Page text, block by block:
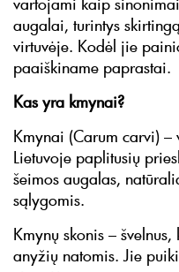
augalai, turintys
virtuvėje. Kodėl jie
paaiškiname paprastai.
Kas yra kmynai?
Kmynai (Carum carvi)
Lietuvoje paplitusių
šeimos augalas,
sąlygomis.
Kmynų skonis –
anyžių natomis. Jie